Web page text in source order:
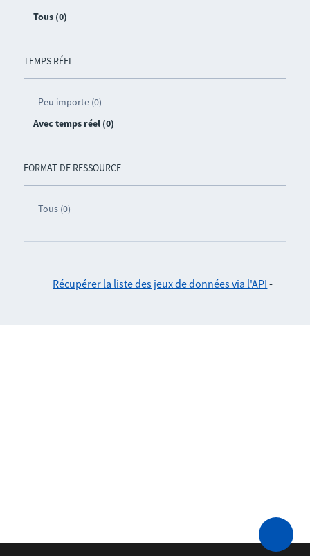
Tous (0)
TEMPS RÉEL
Peu importe (0)
Avec temps réel (0)
FORMAT DE RESSOURCE
Tous (0)
Récupérer la liste des jeux de données via l'API -